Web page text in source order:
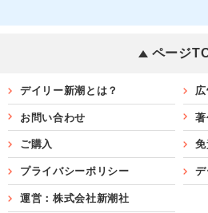
ページ
デイリー新潮とは？
お問い合わせ 著
ご購入 免
プライバシーポリシー デ
運営：株式会社新潮社